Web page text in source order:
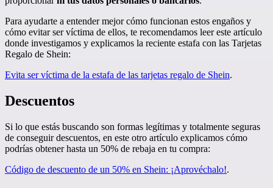
Para ayudarte a entender mejor cómo funcionan estos engaños y
cómo evitar ser víctima de ellos, te recomendamos leer este artículo
donde investigamos y explicamos la reciente estafa con las Tarjetas
Regalo de Shein:
Evita ser víctima de la estafa de las tarjetas regalo de Shein.
Descuentos
Si lo que estás buscando son formas legítimas y totalmente seguras
de conseguir descuentos, en este otro artículo explicamos cómo
podrías obtener hasta un 50% de rebaja en tu compra:
Código de descuento de un 50% en Shein: ¡Aprovéchalo!.